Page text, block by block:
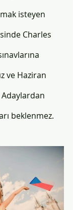
isteyen
Charles
ve Haziran
beklenmez.